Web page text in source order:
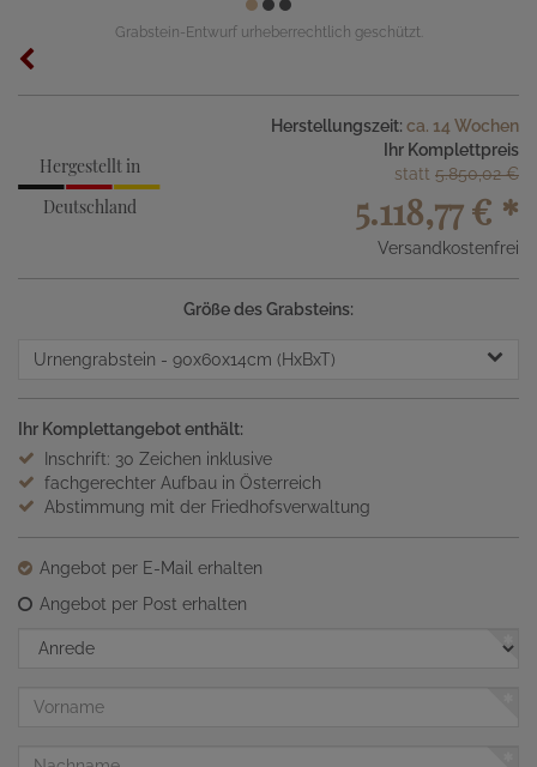
Grabstein-Entwurf urheberrechtlich geschützt.
Hergestellt in
Deutschland
Herstellungszeit: ca. 14 Wochen
Ihr Komplettpreis
statt 5.850,02 €
5.118,77 € *
Versandkostenfrei
Größe des Grabsteins:
Urnengrabstein - 90x60x14cm (HxBxT)
Ihr Komplettangebot enthält:
Inschrift: 30 Zeichen inklusive
fachgerechter Aufbau in Österreich
Abstimmung mit der Friedhofsverwaltung
Angebot per E-Mail erhalten
Angebot per Post erhalten
Anrede
Vorname
Nachname